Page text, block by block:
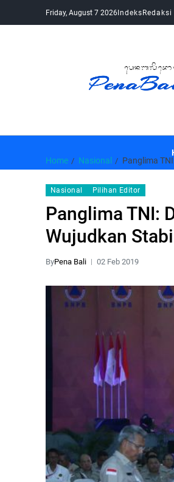
Friday, August 7 2026IndeksRedaksi
Home
Nasional Panglima
Nasional Pilihan Editor
Panglima TNI:
Wujudkan
ByPena Bali 02 Feb 2019